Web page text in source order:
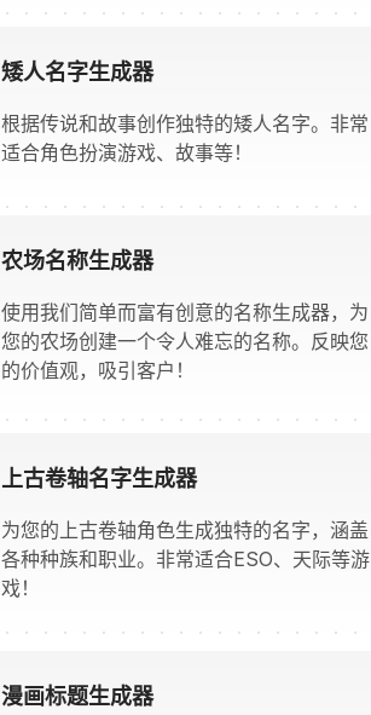
矮人名字生成器
根据传说和故事创作独特的矮人名字。非常
适合角色扮演游戏、故事等！
农场名称生成器
使用我们简单而富有创意的名称生成器，为
您的农场创建一个令人难忘的名称。反映您
的价值观，吸引客户！
上古卷轴名字生成器
为您的上古卷轴角色生成独特的名字，涵盖
各种种族和职业。非常适合ESO、天际等游
戏！
漫画标题生成器